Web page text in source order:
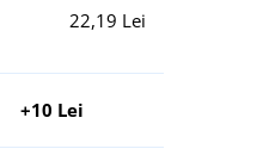
22,19 Lei
+10 Lei